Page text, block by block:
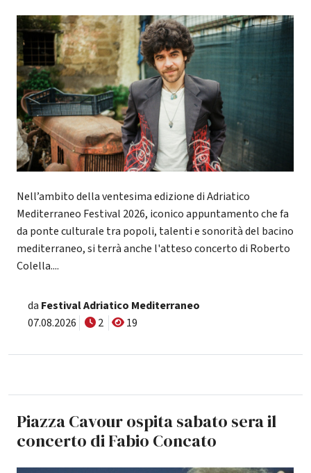
Nell’ambito della ventesima edizione di Adriatico
Mediterraneo Festival 2026, iconico appuntamento che fa
da ponte culturale tra popoli, talenti e sonorità del bacino
mediterraneo, si terrà anche l'atteso concerto di Roberto
Colella....
da Festival Adriatico Mediterraneo
07.08.2026
2 19
Piazza Cavour ospita sabato sera il
concerto di Fabio Concato